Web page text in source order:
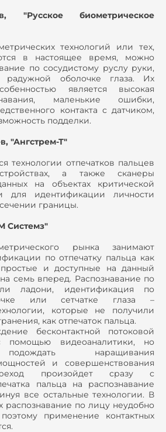
"Русское биометрическое
технологий или тех,
в настоящее время, можно
по сосудистому руслу руки,
радужной оболочке глаза. Их
является высокая
маленькие ошибки,
контакта с датчиком,
подделки.
"Ангстрем-Т"
технологии отпечатков пальцев
а также сканеры
на объектах критической
для идентификации личности
границы.
Системз"
рынка занимают
по отпечатку пальца как
и доступные на данный
семь вперед. Распознавание по
ладони, идентификация по
или сетчатке глаза –
которые не получили
как отпечаток пальца.
бесконтактной потоковой
помощью видеоаналитики, но
наращивания
и совершенствования
произойдет сразу с
пальца на распознавание
все остальные технологии. В
распознавание по лицу неудобно
применение контактных